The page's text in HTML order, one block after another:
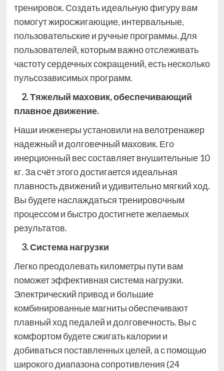
тренировок. Создать идеальную фигуру вам
помогут жиросжигающие, интервальные,
пользовательские и ручные программы. Для
пользователей, которым важно отслеживать
частоту сердечных сокращений, есть несколько
пульсозависимых программ.
2. Тяжелый маховик, обеспечивающий
плавное движение.
Наши инженеры установили на велотренажер
надежный и долговечный маховик. Его
инерционный вес составляет внушительные 10
кг. За счёт этого достигается идеальная
плавность движений и удивительно мягкий ход.
Вы будете наслаждаться тренировочным
процессом и быстро достигнете желаемых
результатов.
3. Система нагрузки
Легко преодолевать километры пути вам
поможет эффективная система нагрузки.
Электрический привод и большие
комбинированные магниты обеспечивают
плавный ход педалей и долговечность. Вы с
комфортом будете сжигать калории и
добиваться поставленных целей, а с помощью
широкого диапазона сопротивления (24